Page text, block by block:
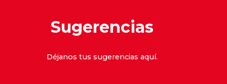
Sugerencias
Déjanos tus sugerencias aquí.